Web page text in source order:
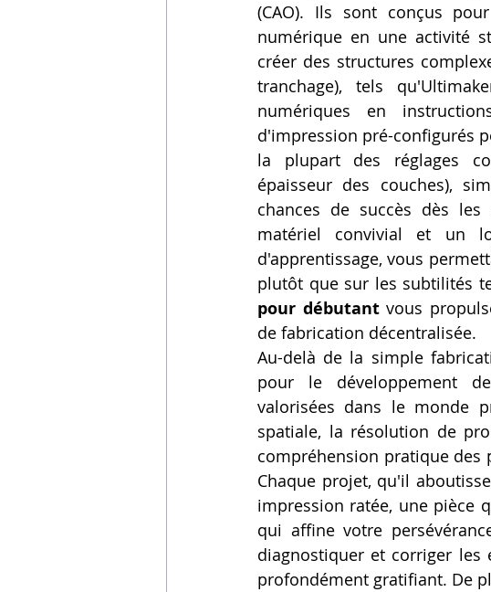
(CAO). Ils sont conçus
numérique en une activité
créer des structures
tranchage), tels
numériques en
d'impression pré-configurés
la plupart des réglages
épaisseur des couches),
chances de succès dès
matériel convivial et un
d'apprentissage, vous
plutôt que sur les subtilités
pour débutant vous
de fabrication décentralisée.
Au-delà de la simple
pour le développement
valorisées dans le monde
spatiale, la résolution de
compréhension pratique des
Chaque projet, qu'il
impression ratée, une pièce
qui affine votre
diagnostiquer et corriger les
profondément gratifiant. De